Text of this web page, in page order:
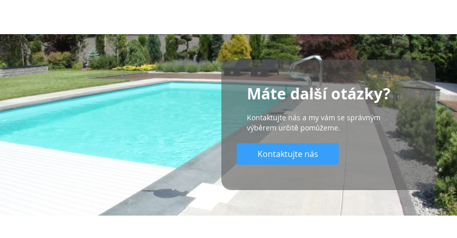
Máte další otázky?
Kontaktujte nás a my vám se správným
výběrem určitě pomůžeme.
Kontaktujte nás